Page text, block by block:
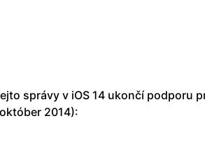
správy v iOS 14 ukončí podporu
2014):